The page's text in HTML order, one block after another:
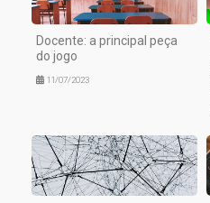
Docente: a principal peça
do jogo
11/07/2023